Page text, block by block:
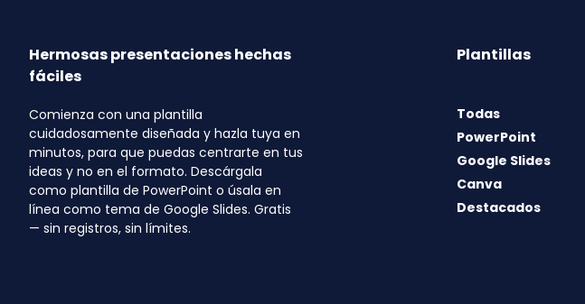
Hermosas presentaciones hechas
fáciles
Comienza con una plantilla
cuidadosamente diseñada y hazla tuya en
minutos, para que puedas centrarte en tus
ideas y no en el formato. Descárgala
como plantilla de PowerPoint o úsala en
línea como tema de Google Slides. Gratis
— sin registros, sin límites.
Plantillas
Todas
PowerPoint
Google Slides
Canva
Destacados